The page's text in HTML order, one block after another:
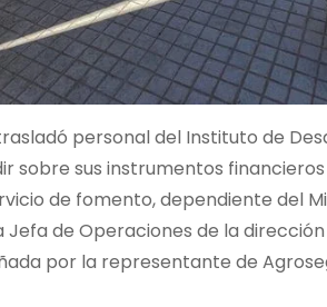
personal del Instituto de
sobre sus instrumentos
de fomento, dependiente del
de Operaciones de la
por la representante de